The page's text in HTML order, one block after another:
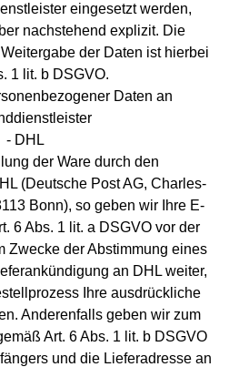
eingesetzt werden,
nachstehend explizit. Die
der Daten ist hierbei
1 lit. b DSGVO.
Daten an
- DHL
der Ware durch den
(Deutsche Post AG, Charles-
Bonn), so geben wir Ihre E-
6 Abs. 1 lit. a DSGVO vor der
Zwecke der Abstimmung eines
an DHL weiter,
Ihre ausdrückliche
Anderenfalls geben wir zum
Art. 6 Abs. 1 lit. b DSGVO
und die Lieferadresse an